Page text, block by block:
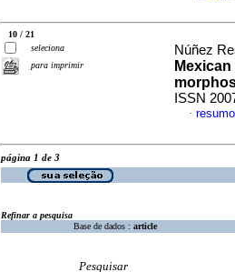
10 / 21
seleciona
para imprimir
Núñez
ISSN
·
página 1 de 3
Refinar a pesquisa
Base de dados : article
Pesquisar